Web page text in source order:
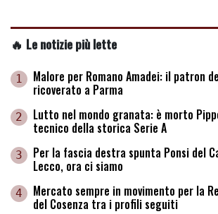
🔥 Le notizie più lette
1 Malore per Romano Amadei: il patron
ricoverato a Parma
2 Lutto nel mondo granata: è morto
tecnico della storica Serie A
3 Per la fascia destra spunta Ponsi del
Lecco, ora ci siamo
4 Mercato sempre in movimento per la
del Cosenza tra i profili seguiti